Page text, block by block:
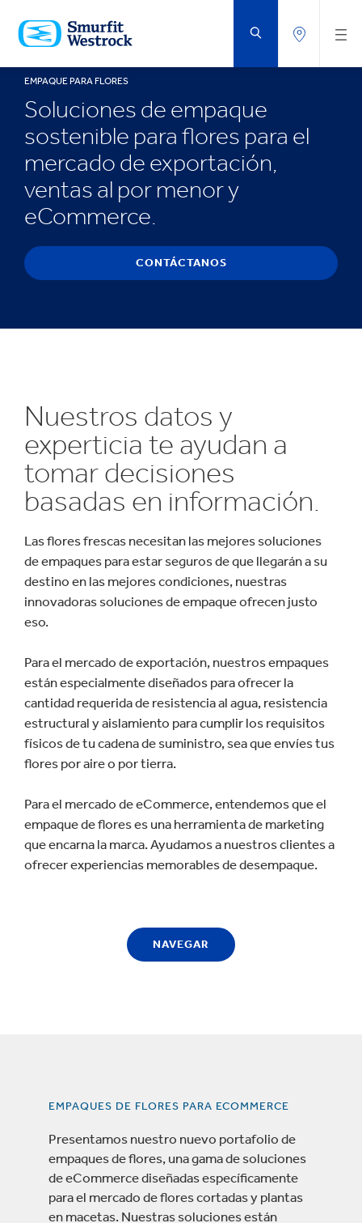
AL
CONTENIDO
PRINCIPAL
EMPAQUE PARA FLORES
Soluciones de empaque
sostenible para flores para el
mercado de exportación,
ventas al por menor y
eCommerce.
CONTÁCTANOS
Nuestros datos y
experticia te ayudan a
tomar decisiones
basadas en información.
Las flores frescas necesitan las mejores soluciones
de empaques para estar seguros de que llegarán a su
destino en las mejores condiciones, nuestras
innovadoras soluciones de empaque ofrecen justo
eso.
Para el mercado de exportación, nuestros empaques
están especialmente diseñados para ofrecer la
cantidad requerida de resistencia al agua, resistencia
estructural y aislamiento para cumplir los requisitos
físicos de tu cadena de suministro, sea que envíes tus
flores por aire o por tierra.
Para el mercado de eCommerce, entendemos que el
empaque de flores es una herramienta de marketing
que encarna la marca. Ayudamos a nuestros clientes a
ofrecer experiencias memorables de desempaque.
NAVEGAR
EMPAQUES DE FLORES PARA ECOMMERCE
Presentamos nuestro nuevo portafolio de
empaques de flores, una gama de soluciones
de eCommerce diseñadas específicamente
para el mercado de flores cortadas y plantas
en macetas. Nuestras soluciones están